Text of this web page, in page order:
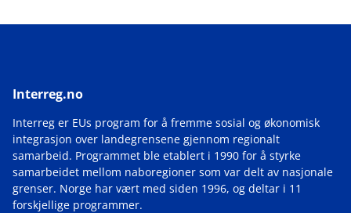
Interreg.no
Interreg er EUs program for å fremme sosial og økonomisk
integrasjon over landegrensene gjennom regionalt
samarbeid. Programmet ble etablert i 1990 for å styrke
samarbeidet mellom naboregioner som var delt av nasjonale
grenser. Norge har vært med siden 1996, og deltar i 11
forskjellige programmer.